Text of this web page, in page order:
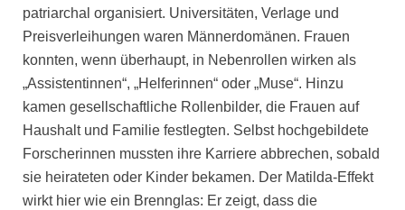
patriarchal organisiert. Universitäten, Verlage und
Preisverleihungen waren Männerdomänen. Frauen
konnten, wenn überhaupt, in Nebenrollen wirken als
„Assistentinnen“, „Helferinnen“ oder „Muse“. Hinzu
kamen gesellschaftliche Rollenbilder, die Frauen auf
Haushalt und Familie festlegten. Selbst hochgebildete
Forscherinnen mussten ihre Karriere abbrechen, sobald
sie heirateten oder Kinder bekamen. Der Matilda-Effekt
wirkt hier wie ein Brennglas: Er zeigt, dass die